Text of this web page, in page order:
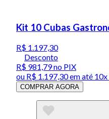
Kit 10 Cubas
R$ 1.197,30
Desconto
R$ 981,79no PIX
ou R$ 1.197,30em até 10x
COMPRAR AGORA